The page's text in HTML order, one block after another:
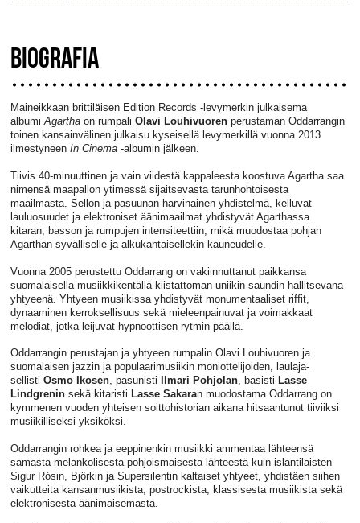
BIOGRAFIA
Maineikkaan brittiläisen Edition Records -levymerkin julkaisema
albumiAgarthaon rumpali Olavi Louhivuoren perustaman Oddarrangin
toinen kansainvälinen julkaisu kyseisellä levymerkillä vuonna 2013
ilmestyneen In Cinema-albumin jälkeen.
Tiivis 40-minuuttinen ja vain viidestä kappaleesta koostuva Agartha saa
nimensä maapallon ytimessä sijaitsevasta tarunhohtoisesta
maailmasta. Sellon ja pasuunan harvinainen yhdistelmä, kelluvat
lauluosuudet ja elektroniset äänimaailmat yhdistyvät Agarthassa
kitaran, basson ja rumpujen intensiteettiin, mikä muodostaa pohjan
Agarthan syvälliselle ja alkukantaisellekin kauneudelle.
Vuonna 2005 perustettu Oddarrang on vakiinnuttanut paikkansa
suomalaisella musiikkikentällä kiistattoman uniikin saundin hallitsevana
yhtyeenä. Yhtyeen musiikissa yhdistyvät monumentaaliset riffit,
dynaaminen kerroksellisuus sekä mieleenpainuvat ja voimakkaat
melodiat, jotka leijuvat hypnoottisen rytmin päällä.
Oddarrangin perustajan ja yhtyeen rumpalin Olavi Louhivuoren ja
suomalaisen jazzin ja populaarimusiikin moniottelijoiden, laulaja-
sellisti Osmo Ikosen, pasunisti Ilmari Pohjolan, basisti Lasse
Lindgreninsekä kitaristi Lasse Sakaran muodostama Oddarrang on
kymmenen vuoden yhteisen soittohistorian aikana hitsaantunut tiiviiksi
musiikilliseksi yksiköksi.
Oddarrangin rohkea ja eeppinenkin musiikki ammentaa lähteensä
samasta melankolisesta pohjoismaisesta lähteestä kuin islantilaisten
Sigur Rósin, Björkin ja Supersilentin kaltaiset yhtyeet, yhdistäen siihen
vaikutteita kansanmusiikista, postrockista, klassisesta musiikista sekä
elektronisesta äänimaisemasta.